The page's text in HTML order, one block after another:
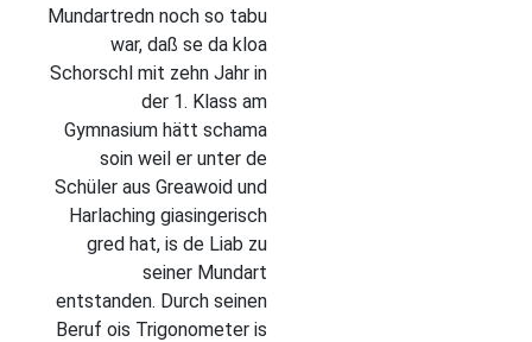
Mundartredn noch so tabu
war, daß se da kloa
Schorschl mit zehn Jahr in
der 1. Klass am
Gymnasium hätt schama
soin weil er unter de
Schüler aus Greawoid und
Harlaching giasingerisch
gred hat, is de Liab zu
seiner Mundart
entstanden. Durch seinen
Beruf ois Trigonometer is